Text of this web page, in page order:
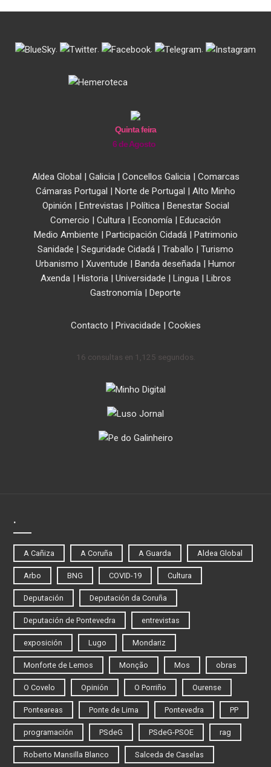
. . . .
Quinta feira
6 de Agosto
Aldea Global | Galicia| Concellos Galicia| Comarcas
Cámaras Portugal | Norte de Portugal | Alto Minho
Opinión | Entrevistas | Política| Benestar Social
Comercio | Cultura | Economía | Educación
Medio Ambiente | Participación Cidadá| Patrimonio
Sanidade | Seguridade Cidadá | Traballo | Turismo
Urbanismo | Xuventude | Banda deseñada | Humor
Axenda| Historia| Universidade | Lingua| Libros
Gastronomía | Deporte
Contacto | Privacidade | Cookies
16 consultas en 1,125 segundos.
.
A Cañiza A Coruña A Guarda Aldea Global
Arbo BNG COVID-19 Cultura
Deputación Deputación da Coruña
Deputación de Pontevedra entrevistas
exposición Lugo Mondariz
Monforte de Lemos Monção Mos obras
O Covelo Opinión O Porriño Ourense
Ponteareas Ponte de Lima Pontevedra PP
programación PSdeG PSdeG-PSOE rag
Roberto Mansilla Blanco Salceda de Caselas